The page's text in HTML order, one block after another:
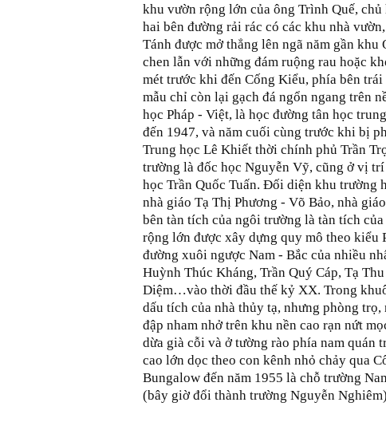
khu vườn rộng lớn của ông Trình Quế,
hai bên đường rải rác có các khu nhà
Tánh được mở thẳng lên ngã năm gần
chen lẫn với những đám ruộng rau hoặc
mét trước khi đến Cống Kiểu, phía bên
mẫu chỉ còn lại gạch đá ngổn ngang trên
học Pháp - Việt, là học đường tân học
đến 1947, và năm cuối cùng trước khi bị
Trung học Lê Khiết thời chính phủ Trần
trường là đốc học Nguyễn Vỹ, cũng ở vị
học Trần Quốc Tuấn. Đối diện khu trường
nhà giáo Tạ Thị Phương - Võ Bảo, nhà
bên tàn tích của ngôi trường là tàn tích
rộng lớn được xây dựng quy mô theo kiểu
đường xuôi ngược Nam - Bắc của nhiều
Huỳnh Thúc Kháng, Trần Quý Cáp, Tạ
Diệm…vào thời đầu thế kỷ XX. Trong
dấu tích của nhà thủy tạ, nhưng phòng
đập nham nhở trên khu nền cao rạn nứt
dừa già cỗi và ở tường rào phía nam quán
cao lớn dọc theo con kênh nhỏ chảy qua
Bungalow đến năm 1955 là chỗ trường
(bây giờ đổi thành trường Nguyễn